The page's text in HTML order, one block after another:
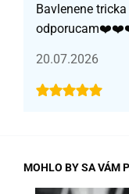
Bavlenene
20.07.2026
MOHLO BY SA VÁM